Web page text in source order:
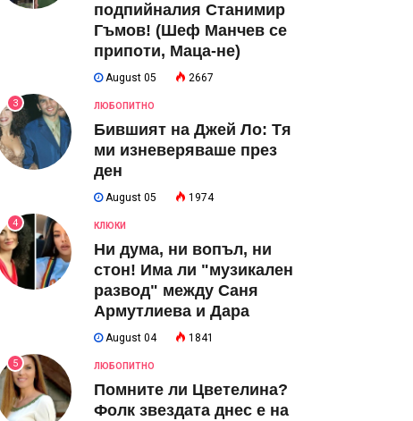
подпийналия Станимир
Гъмов! (Шеф Манчев се
припоти, Маца-не)
August 05 2667
3 ЛЮБОПИТНО
Бившият на Джей Ло: Тя
ми изневеряваше през
ден
August 05 1974
4 КЛЮКИ
Ни дума, ни вопъл, ни
стон! Има ли "музикален
развод" между Саня
Армутлиева и Дара
August 04 1841
5 ЛЮБОПИТНО
Помните ли Цветелина?
Фолк звездата днес е на